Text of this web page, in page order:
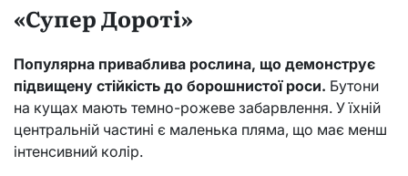
«Супер Дороті»
Популярна приваблива рослина, що демонструє
підвищену стійкість до борошнистої роси. Бутони
на кущах мають темно-рожеве забарвлення. У їхній
центральній частині є маленька пляма, що має менш
інтенсивний колір.